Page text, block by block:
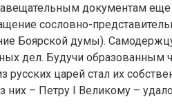
документам
сословно-
Боярской думы).
дел. Будучи
царей стал их
них – Петру I Великому –